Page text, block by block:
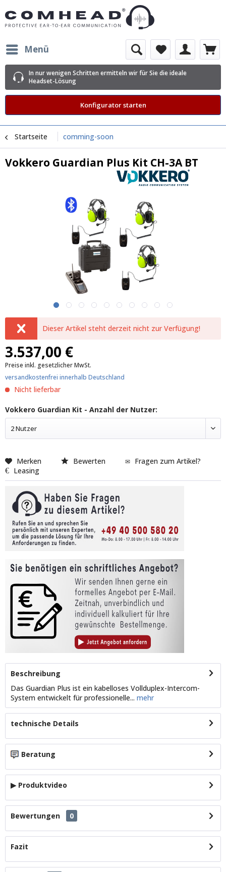
Menü
In nur wenigen Schritten ermitteln wir für Sie die ideale
Headset-Lösung
Konfigurator starten
Startseite comming-soon
Vokkero Guardian Plus Kit CH-3A BT
Dieser Artikel steht derzeit nicht zur Verfügung!
3.537,00 €
Preise inkl. gesetzlicher MwSt.
versandkostenfrei innerhalb Deutschland
Nicht lieferbar
Vokkero Guardian Kit - Anzahl der Nutzer:
2 Nutzer
Merken Bewerten
Fragen zum Artikel?
Leasing
Beschreibung
Das Guardian Plus ist ein kabelloses Vollduplex-Intercom-
System entwickelt für professionelle... mehr
technische Details
Beratung
▶ Produktvideo
Bewertungen 0
Fazit